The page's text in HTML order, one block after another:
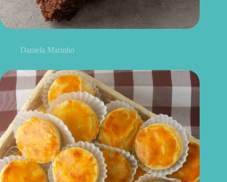
Daniela Marinho